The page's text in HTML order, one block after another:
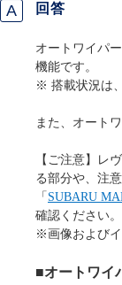
回答
オートワイパ
機能です。
※ 搭載状況は
また、オート
【ご注意】レ
る部分や、注
「 SUBARU
確認ください。
※画像および
■オートワイ